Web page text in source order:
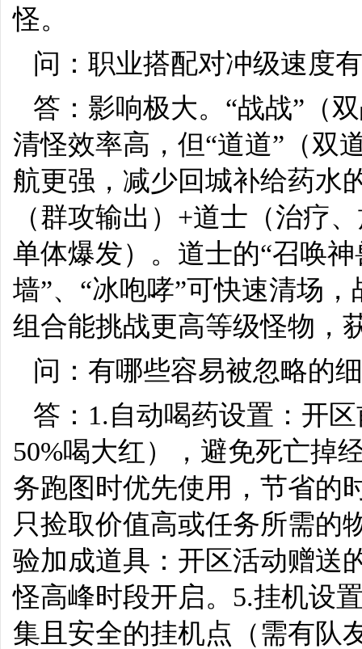
怪。
问：职业搭配对冲级速度
答：影响极大。“战战”（
清怪效率高，但“道道”（双
航更强，减少回城补给药水
（群攻输出）+道士（治疗
单体爆发）。道士的“召唤
墙”、“冰咆哮”可快速清场
组合能挑战更高等级怪物，
问：有哪些容易被忽略的
答：1.自动喝药设置：开
50%喝大红），避免死亡掉
务跑图时优先使用，节省的
只捡取价值高或任务所需的
验加成道具：开区活动赠送
怪高峰时段开启。5.挂机设
集且安全的挂机点（需有队